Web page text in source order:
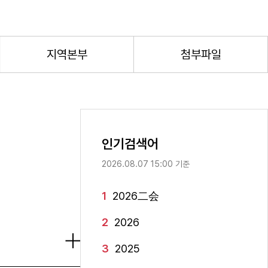
지역본부 첨부파일
인기검색어
2026.08.07 15:00 기준
1 2026二会
2 2026
3 2025